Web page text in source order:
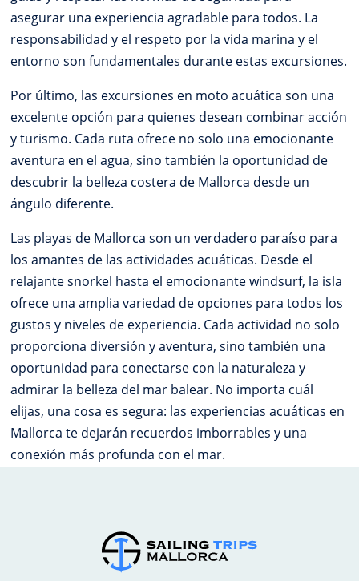
asegurar una experiencia agradable para todos. La
responsabilidad y el respeto por la vida marina y el
entorno son fundamentales durante estas excursiones.
Por último, las excursiones en moto acuática son una
excelente opción para quienes desean combinar acción
y turismo. Cada ruta ofrece no solo una emocionante
aventura en el agua, sino también la oportunidad de
descubrir la belleza costera de Mallorca desde un
ángulo diferente.
Las playas de Mallorca son un verdadero paraíso para
los amantes de las actividades acuáticas. Desde el
relajante snorkel hasta el emocionante windsurf, la isla
ofrece una amplia variedad de opciones para todos los
gustos y niveles de experiencia. Cada actividad no solo
proporciona diversión y aventura, sino también una
oportunidad para conectarse con la naturaleza y
admirar la belleza del mar balear. No importa cuál
elijas, una cosa es segura: las experiencias acuáticas en
Mallorca te dejarán recuerdos imborrables y una
conexión más profunda con el mar.